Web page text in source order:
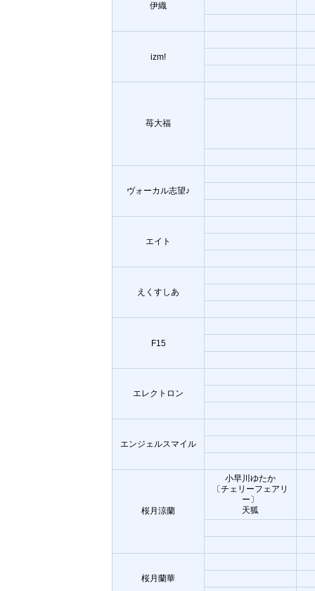
伊織
izm!
苺大福
ヴォーカル志望♪
エイト
えくすしあ
F15
エレクトロン
エンジェルスマイル
桜月涼蘭
小早川ゆたか
〔チェリーフェアリ
ー〕
天狐
桜月蘭華